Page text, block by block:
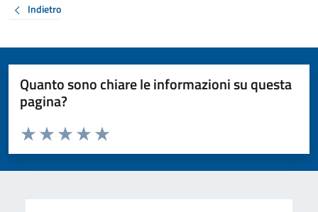
Indietro
Quanto sono chiare le informazioni su questa
pagina?
Valuta da 1 a 5 stelle la pagina
Valuta 5 stelle su 5
Valuta 4 stelle su 5
Valuta 3 stelle su 5
Valuta 2 stelle su 5
Valuta 1 stelle su 5